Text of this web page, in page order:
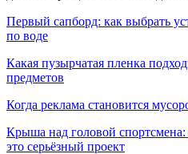
Первый сапборд: как выбрать
по воде
Какая пузырчатая пленка
предметов
Когда реклама становится
Крыша над головой
это серьёзный проект